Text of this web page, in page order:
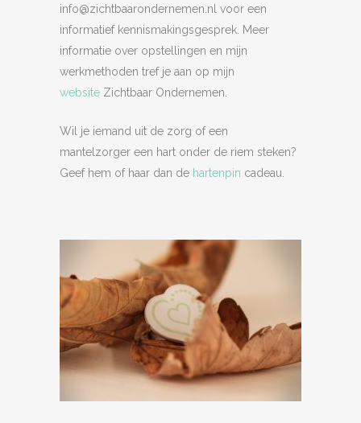
info@zichtbaarondernemen.nl voor een
informatief kennismakingsgesprek. Meer
informatie over opstellingen en mijn
werkmethoden tref je aan op mijn
website Zichtbaar Ondernemen.
Wil je iemand uit de zorg of een
mantelzorger een hart onder de riem steken?
Geef hem of haar dan de hartenpin cadeau.